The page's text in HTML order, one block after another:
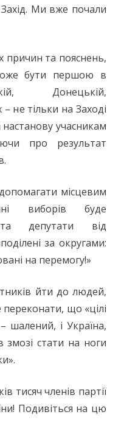
Ми вже почали
причин та пояснень,
бути першою в
Донецькій,
не тільки на Заході
настанову учасникам
про результат
місцевим
виборів буде
депутати від
за округами:
на перемогу!»
йти до людей,
що «цілі
шалений, і Україна,
змозі стати на ноги
тисяч членів партії
Подивіться на цю